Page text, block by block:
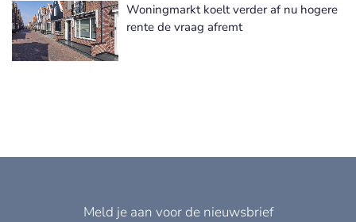
Woningmarkt koelt verder af nu hogere
rente de vraag afremt
Meld je aan voor de nieuwsbrief